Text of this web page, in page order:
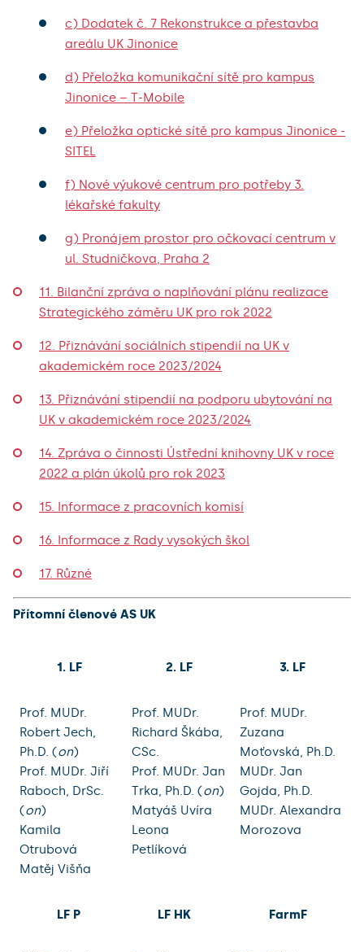
c) Dodatek č. 7 Rekonstrukce a přestavba
areálu UK Jinonice
d) Přeložka komunikační sítě pro kampus
Jinonice – T-Mobile
e) Přeložka optické sítě pro kampus Jinonice -
SITEL
f) Nové výukové centrum pro potřeby 3.
lékařské fakulty
g) Pronájem prostor pro očkovací centrum v
ul. Studničkova, Praha 2
11. Bilanční zpráva o naplňování plánu realizace
Strategického záměru UK pro rok 2022
12. Přiznávání sociálních stipendií na UK v
akademickém roce 2023/2024
13. Přiznávání stipendií na podporu ubytování na
UK v akademickém roce 2023/2024
14. Zpráva o činnosti Ústřední knihovny UK v roce
2022 a plán úkolů pro rok 2023
15. Informace z pracovních komisí
16. Informace z Rady vysokých škol
17. Různé
Přítomní členové AS UK
1. LF 2. LF 3. LF
Prof. MUDr.
Robert Jech,
Ph.D. (on)
Prof. MUDr. Jiří
Raboch, DrSc.
(on)
Kamila
Otrubová
Matěj Višňa
Prof. MUDr.
Richard Škába,
CSc.
Prof. MUDr. Jan
Trka, Ph.D. (on)
Matyáš Uvíra
Leona
Petlíková
Prof. MUDr.
Zuzana
Moťovská, Ph.D.
MUDr. Jan
Gojda, Ph.D.
MUDr. Alexandra
Morozova
LF P LF HK FarmF